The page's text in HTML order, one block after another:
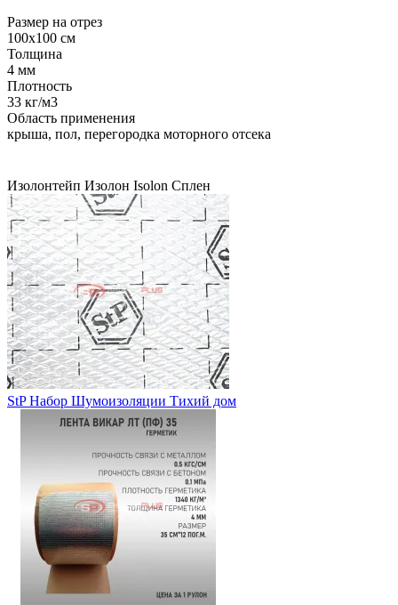
Размер на отрез
100x100 см
Толщина
4 мм
Плотность
33 кг/м3
Область применения
крыша, пол, перегородка моторного отсека
Изолонтейп Изолон Isolon Сплен
StP Набор Шумоизоляции Тихий дом